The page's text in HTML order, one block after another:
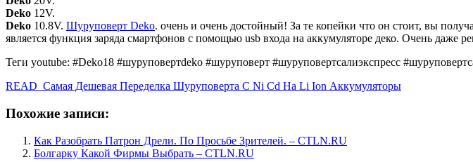
Deko 12V.
Deko 10.8V. Шуруповерт Deko. очень и очень достойный! За те копейки что он стоит, вы
является функция заряда смартфонов с помощью usb входа на аккумуляторе деко. Очень даже
Теги youtube: #Deko18 #шуруповертdeko #шуруповерт #шуруповертсалиэкспресс
READ Самая Дешевая Переделка Шуруповерта С Ni Cd На Li Ion Аккумуляторы
Похожие записи:
Как Разобрать Патрон Дрели. По Просьбе Зрителей. – CTLN.RU
Болгарку Какой Фирмы Выбрать – CTLN.RU